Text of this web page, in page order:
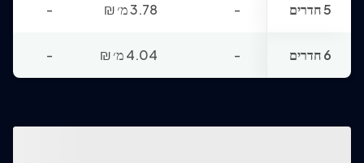
5 חדרים - 3.78 מ׳ ₪
-
6 חדרים - 4.04 מ׳ ₪
-